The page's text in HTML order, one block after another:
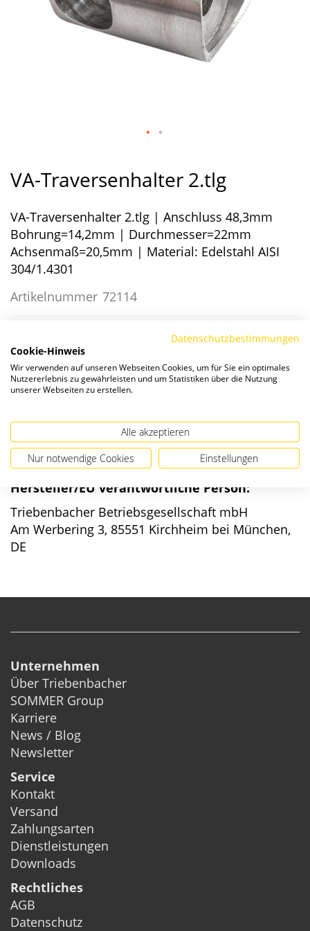
der
springen
VA-Traversenhalter 2.tlg
VA-Traversenhalter 2.tlg | Anschluss 48,3mm
Bohrung=14,2mm | Durchmesser=22mm
Achsenmaß=20,5mm | Material: Edelstahl AISI
304/1.4301
Artikelnummer 72114
Die Preise verstehen sich zzgl. ges. MwSt. undVersandkosten.
Verfügbarkeit:
Angaben zur Produktsicherheit
Hersteller/EU verantwortliche Person:
Triebenbacher Betriebsgesellschaft mbH
Am Werbering 3, 85551 Kirchheim bei München,
DE
Unternehmen
Über Triebenbacher
SOMMER Group
Karriere
News / Blog
Newsletter
Service
Kontakt
Versand
Zahlungsarten
Dienstleistungen
Downloads
Rechtliches
AGB
Datenschutz
Datenschutzbestimmungen
Cookie-Hinweis
Wir verwenden auf unseren Webseiten Cookies, um für Sie ein optimales
Nutzererlebnis zu gewährleisten und um Statistiken über die Nutzung
unserer Webseiten zu erstellen.
Alle akzeptieren
Nur notwendige Cookies Einstellungen